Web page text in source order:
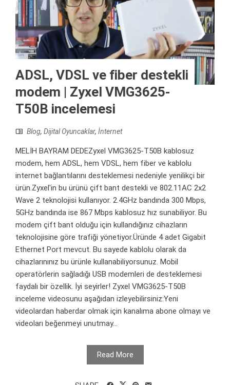
ADSL, VDSL ve fiber destekli
modem | Zyxel VMG3625-
T50B incelemesi
Blog, Dijital Oyuncaklar, İnternet
MELİH BAYRAM DEDEZyxel VMG3625-T50B kablosuz
modem, hem ADSL, hem VDSL, hem fiber ve kablolu
internet bağlantılarını desteklemesi nedeniyle yenilikçi bir
ürün.Zyxel'in bu ürünü çift bant destekli ve 802.11AC 2x2
Wave 2 teknolojisi kullanıyor. 2.4GHz bandında 300 Mbps,
5GHz bandında ise 867 Mbps kablosuz hız sunabiliyor. Bu
modem çift bant olduğu için kullandığınız cihazların
teknolojisine göre trafiği yönetiyor.Üründe 4 adet Gigabit
Ethernet Port mevcut. Bu sayede kablolu olarak da
cihazlarınınız bu ürünle kullanabiliyorsunuz. Mobil
operatörlerin sağladığı USB modemleri de desteklemesi
faydalı bir özellik. İyi seyirler! Zyxel VMG3625-T50B
inceleme videosunu aşağıdan izleyebilirsiniz:Yeni
videolardan haberdar olmak için kanalıma abone olmayı ve
videoları beğenmeyi unutmay...
Read More